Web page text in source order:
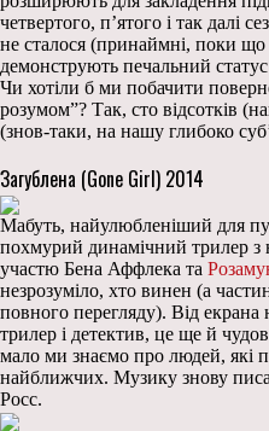
четвертого, п’ятого і так далі
не сталося (принаймні, поки що
демонструють печальний
Чи хотіли б ми побачити
розумом”? Так, сто відсотків
(знов-таки, на нашу глибоко
Загублена (Gone Girl) 2014
Мабуть, найулюбленіший для
похмурий динамічний трилер з
участю Бена Аффлека та
незрозуміло, хто винен (а
повного перегляду). Від екрана
трилер і детектив, це ще й
мало ми знаємо про людей, які
найближчих. Музику знову
Росс.